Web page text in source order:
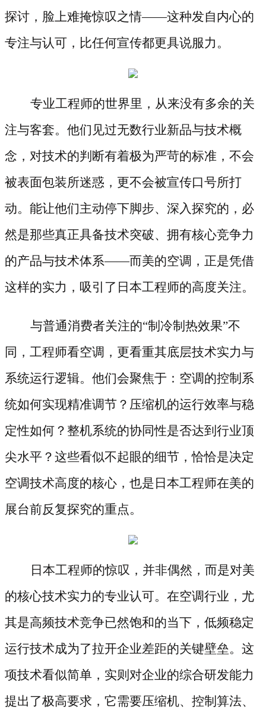
探讨，脸上难掩惊叹之情——这种发自内心的
专注与认可，比任何宣传都更具说服力。
专业工程师的世界里，从来没有多余的关
注与客套。他们见过无数行业新品与技术概
念，对技术的判断有着极为严苛的标准，不会
被表面包装所迷惑，更不会被宣传口号所打
动。能让他们主动停下脚步、深入探究的，必
然是那些真正具备技术突破、拥有核心竞争力
的产品与技术体系——而美的空调，正是凭借
这样的实力，吸引了日本工程师的高度关注。
与普通消费者关注的“制冷制热效果”不
同，工程师看空调，更看重其底层技术实力与
系统运行逻辑。他们会聚焦于：空调的控制系
统如何实现精准调节？压缩机的运行效率与稳
定性如何？整机系统的协同性是否达到行业顶
尖水平？这些看似不起眼的细节，恰恰是决定
空调技术高度的核心，也是日本工程师在美的
展台前反复探究的重点。
日本工程师的惊叹，并非偶然，而是对美
的核心技术实力的专业认可。在空调行业，尤
其是高频技术竞争已然饱和的当下，低频稳定
运行技术成为了拉开企业差距的关键壁垒。这
项技术看似简单，实则对企业的综合研发能力
提出了极高要求，它需要压缩机、控制算法、